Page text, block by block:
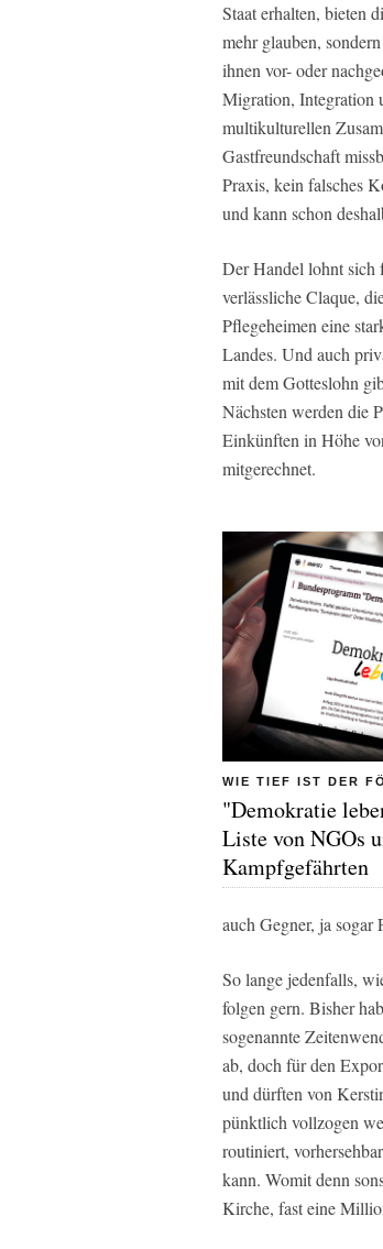
Staat erhalten, bieten
mehr glauben,
ihnen vor- oder
Migration, Integration
multikulturellen
Gastfreundschaft
Praxis, kein falsches
und kann schon
Der Handel lohnt sich
verlässliche Claque,
Pflegeheimen eine
Landes. Und auch
mit dem Gotteslohn
Nächsten werden die
Einkünften in Höhe
mitgerechnet.
WIE TIEF IST DER
"Demokratie
Liste von NGOs
Kampfgefährten
auch Gegner, ja sogar
So lange jedenfalls,
folgen gern. Bisher
sogenannte
ab, doch für den
und dürften von
pünktlich vollzogen
routiniert,
kann. Womit denn
Kirche, fast eine